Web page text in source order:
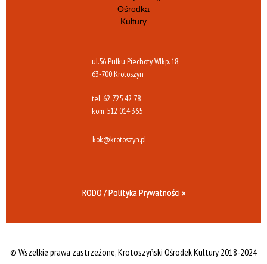
ul.56 Pułku Piechoty Wlkp. 18,
63-700 Krotoszyn
tel. 62 725 42 78
kom.512 014 365
kok@krotoszyn.pl
RODO / Polityka Prywatności »
© Wszelkie prawa zastrzeżone,Krotoszyński Ośrodek Kultury 2018-2024